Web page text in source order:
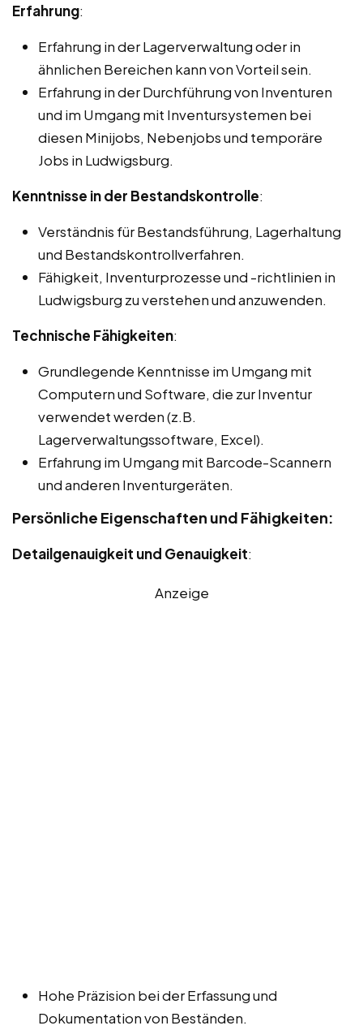
Erfahrung:
Erfahrung in der Lagerverwaltung oder in
ähnlichen Bereichen kann von Vorteil sein.
Erfahrung in der Durchführung von Inventuren
und im Umgang mit Inventursystemen bei
diesen Minijobs, Nebenjobs und temporäre
Jobs in Ludwigsburg.
Kenntnisse in der Bestandskontrolle:
Verständnis für Bestandsführung, Lagerhaltung
und Bestandskontrollverfahren.
Fähigkeit, Inventurprozesse und -richtlinien in
Ludwigsburg zu verstehen und anzuwenden.
Technische Fähigkeiten:
Grundlegende Kenntnisse im Umgang mit
Computern und Software, die zur Inventur
verwendet werden (z.B.
Lagerverwaltungssoftware, Excel).
Erfahrung im Umgang mit Barcode-Scannern
und anderen Inventurgeräten.
Persönliche Eigenschaften und Fähigkeiten:
Detailgenauigkeit und Genauigkeit:
Anzeige
Hohe Präzision bei der Erfassung und
Dokumentation von Beständen.